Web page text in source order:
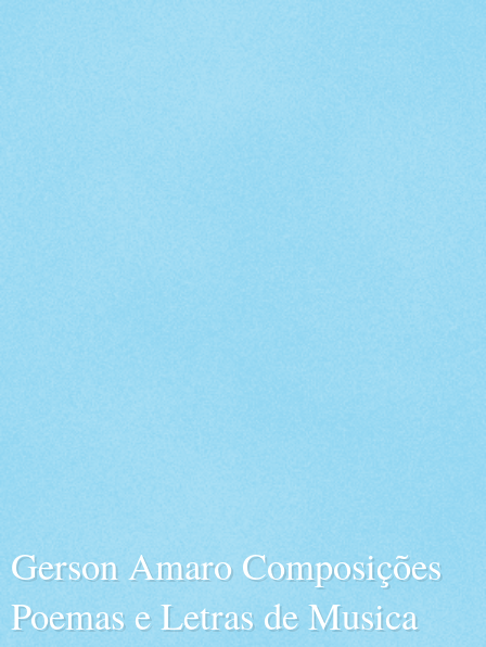
Gerson Amaro Composições
Poemas e Letras de Musica